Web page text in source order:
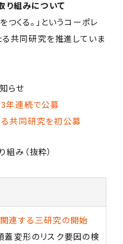
り組みについて
くる。」というコーポレ
る共同研究を推進していま
らせ
年連続で公募
共同研究を初公募
み（抜粋）
連する三研究の開始
蓋変形のリスク要因の検